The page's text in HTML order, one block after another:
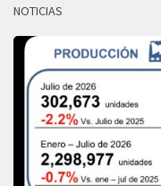
NOTICIAS